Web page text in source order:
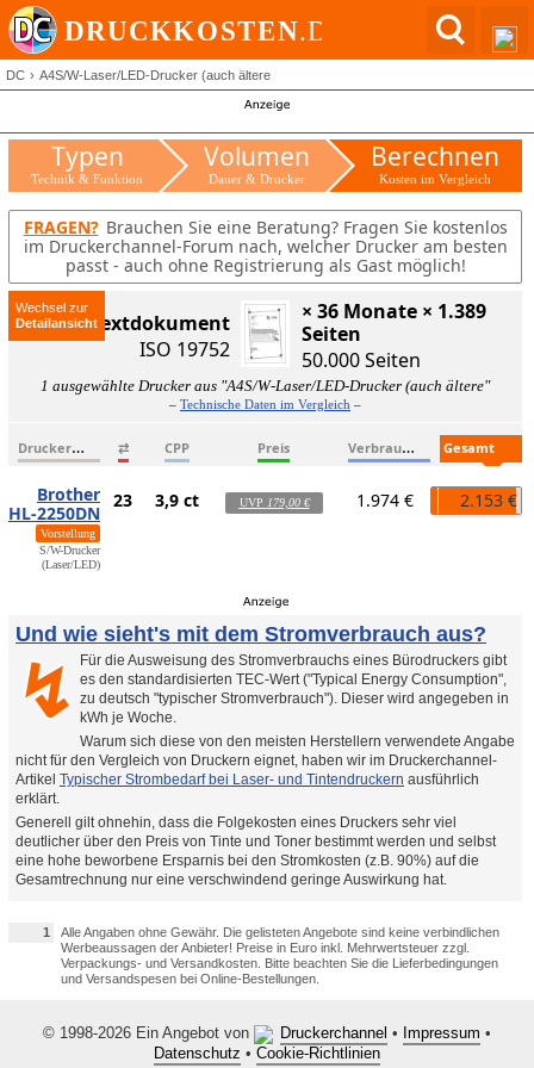
DC A4S/W-Laser/LED-Drucker (auch ältere
Typen
Technik & Funktion
Volumen
Dauer & Drucker
Berechnen
Kosten im Vergleich
FRAGEN? Brauchen Sie eine Beratung? Fragen Sie kostenlos
im Druckerchannel-Forum nach, welcher Drucker am besten
passt - auch ohne Registrierung als Gast möglich!
Wechsel zur
ISO-Textdokument
ISO 19752
× 36 Monate × 1.389
Seiten
50.000 Seiten
1 ausgewählte Drucker aus "A4S/W-Laser/LED-Drucker (auch ältere"
– Technische Daten im Vergleich –
D
ruckername ⇄ CPP Preis V
erbrauchsmaterialien
Brother
HL-2250DN
Vorstellung
S/W-Drucker
(Laser/LED)
23 3,9 ct UVP 179,00 € 1.974 € 2.153 €
Und wie sieht's mit dem Stromverbrauch aus?
↯
Für die Ausweisung des Stromverbrauchs eines Bürodruckers gibt
es den standardisierten TEC-Wert ("Typical Energy Consumption",
zu deutsch "typischer Stromverbrauch"). Dieser wird angegeben in
kWh je Woche.
Warum sich diese von den meisten Herstellern verwendete Angabe
nicht für den Vergleich von Druckern eignet, haben wir im Druckerchannel-
Artikel Typischer Strombedarf bei Laser- und Tintendruckern ausführlich
erklärt.
Generell gilt ohnehin, dass die Folgekosten eines Druckers sehr viel
deutlicher über den Preis von Tinte und Toner bestimmt werden und selbst
eine hohe beworbene Ersparnis bei den Stromkosten (z.B. 90%) auf die
Gesamtrechnung nur eine verschwindend geringe Auswirkung hat.
1
Alle Angaben ohne Gewähr. Die gelisteten Angebote sind keine verbindlichen
Werbeaussagen der Anbieter! Preise in Euro inkl. Mehrwertsteuer zzgl.
Verpackungs- und Versandkosten. Bitte beachten Sie die Lieferbedingungen
und Versandspesen bei Online-Bestellungen.
© 1998-2026 Ein Angebot von Druckerchannel • Impressum •
Datenschutz • Cookie-Richtlinien